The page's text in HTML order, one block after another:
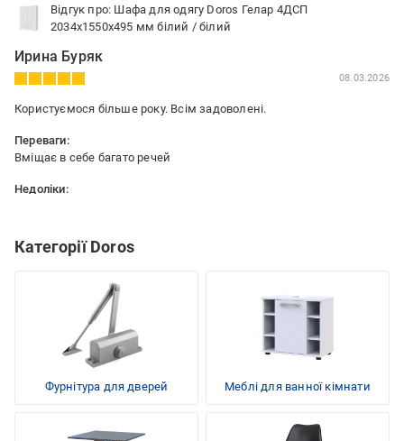
Відгук про: Шафа для одягу Doros Гелар 4ДСП
2034х1550х495 мм білий / білий
Ирина Буряк
08.03.2026
Користуємося більше року. Всім задоволені.
Переваги:
Вміщає в себе багато речей
Недоліки:
Категорії Doros
Фурнітура для дверей Меблі для ванної кімнати